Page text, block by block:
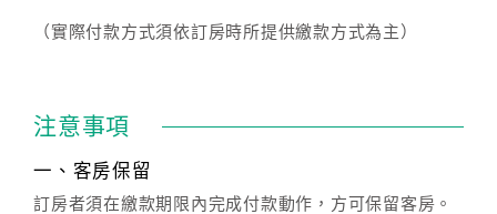
（實際付款方式須依訂房時所提供繳款方式為主）
注意事項
一、客房保留
訂房者須在繳款期限內完成付款動作，方可保留客房。